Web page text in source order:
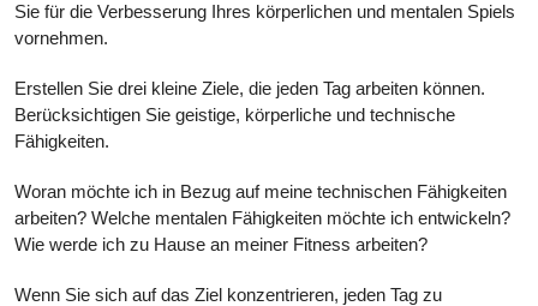
Sie für die Verbesserung Ihres körperlichen und mentalen Spiels
vornehmen.
Erstellen Sie drei kleine Ziele, die jeden Tag arbeiten können.
Berücksichtigen Sie geistige, körperliche und technische
Fähigkeiten.
Woran möchte ich in Bezug auf meine technischen Fähigkeiten
arbeiten? Welche mentalen Fähigkeiten möchte ich entwickeln?
Wie werde ich zu Hause an meiner Fitness arbeiten?
Wenn Sie sich auf das Ziel konzentrieren, jeden Tag zu